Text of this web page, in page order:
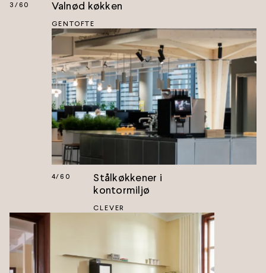
3 /60 Valnød køkken
GENTOFTE
4/60
Stålkøkkener i
kontormiljø
CLEVER